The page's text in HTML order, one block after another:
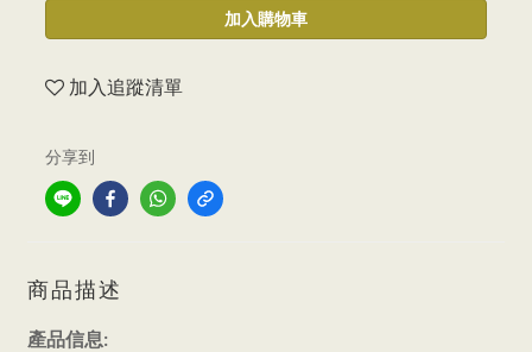
加入購物車
加入追蹤清單
分享到
商品描述
產品信息: